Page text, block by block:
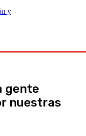
gente
nuestras